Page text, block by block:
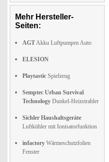
Mehr Hersteller-
Seiten:
AGTAkku Luftpumpen Auto
ELESION
Playtastic Spielzeug
Semptec Urban Survival
Technology Dunkel-Heizstrahler
Sichler Haushaltsgeräte
Luftkühler mit Ionisatorfunktion
infactory Wärmeschutzfolien
Fenster